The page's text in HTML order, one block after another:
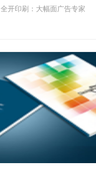
全开印刷：大幅面广告专家